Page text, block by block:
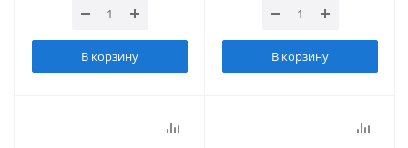
В корзину В корзину